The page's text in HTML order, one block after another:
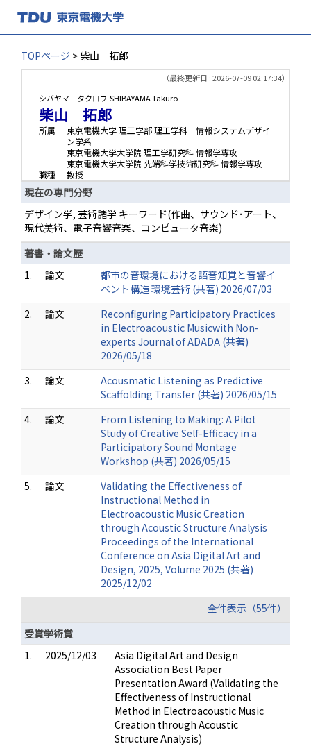
TOPページ > 柴山 拓郎
（最終更新日 : 2026-07-09 02:17:34）
シバヤマ タクロウ SHIBAYAMA Takuro
柴山 拓郎
所属
東京電機大学 理工学部 理工学科 情報システムデザイ
ン学系
東京電機大学大学院 理工学研究科 情報学専攻
東京電機大学大学院 先端科学技術研究科 情報学専攻
職種
教授
現在の専門分野
デザイン学, 芸術諸学 キーワード(作曲、サウンド･アート、
現代美術、電子音響音楽、コンピュータ音楽)
著書・論文歴
1.
論文
都市の音環境における語音知覚と音響イ
ベント構造 環境芸術 (共著) 2026/07/03
2.
論文
Reconfiguring Participatory Practices
in Electroacoustic Musicwith Non-
experts Journal of ADADA (共著)
2026/05/18
3.
論文
Acousmatic Listening as Predictive
Scaffolding Transfer (共著) 2026/05/15
4.
論文
From Listening to Making: A Pilot
Study of Creative Self-Efficacy in a
Participatory Sound Montage
Workshop (共著) 2026/05/15
5.
論文
Validating the Effectiveness of
Instructional Method in
Electroacoustic Music Creation
through Acoustic Structure Analysis
Proceedings of the International
Conference on Asia Digital Art and
Design, 2025, Volume 2025 (共著)
2025/12/02
全件表示（55件）
受賞学術賞
1.
2025/12/03
Asia Digital Art and Design
Association Best Paper
Presentation Award (Validating the
Effectiveness of Instructional
Method in Electroacoustic Music
Creation through Acoustic
Structure Analysis)